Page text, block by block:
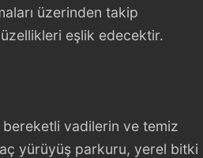
üzerinden takip
eşlik edecektir.
bereketli vadilerin ve temiz
yürüyüş parkuru, yerel bitki